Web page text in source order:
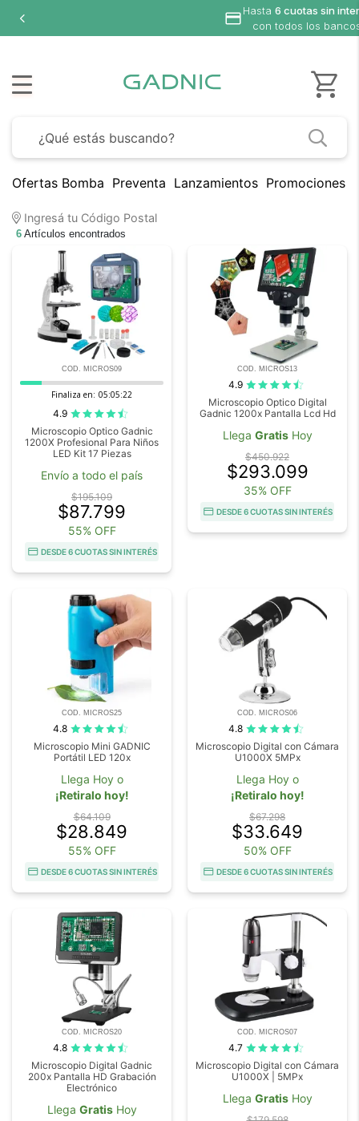
Hasta 6 cuotas sin
con todos los
Ofertas Bomba Preventa Lanzamientos Promociones
Ingresá tu Código Postal
6 Artículos encontrados
COD. MICROS09
Finaliza en: 05:05:22
4.9
Microscopio Optico Gadnic
1200X Profesional Para Niños
LED Kit 17 Piezas
Envío a todo el país
$195.109
$87.799
55% OFF
DESDE 6 CUOTAS SIN INTERÉS
COD. MICROS13
4.9
Microscopio Optico Digital
Gadnic 1200x Pantalla Lcd Hd
Llega GratisHoy
$450.922
$293.099
35% OFF
DESDE 6 CUOTAS SIN INTERÉS
COD. MICROS25
4.8
Microscopio Mini GADNIC
Portátil LED 120x
Llega Hoy o
¡Retiralo hoy!
$64.109
$28.849
55% OFF
DESDE 6 CUOTAS SIN INTERÉS
COD. MICROS06
4.8
Microscopio Digital con Cámara
U1000X 5MPx
Llega Hoy o
¡Retiralo hoy!
$67.298
$33.649
50% OFF
DESDE 6 CUOTAS SIN INTERÉS
COD. MICROS20
4.8
Microscopio Digital Gadnic
200x Pantalla HD Grabación
Electrónico
Llega GratisHoy
COD. MICROS07
4.7
Microscopio Digital con Cámara
U1000X | 5MPx
Llega GratisHoy